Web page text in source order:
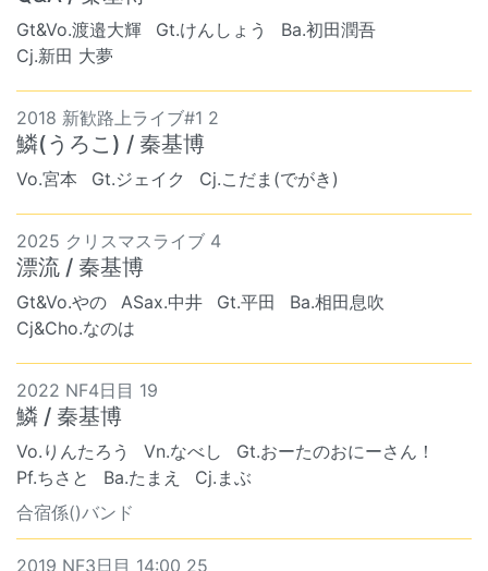
Gt&Vo.渡邉大輝 Gt.けんしょう
Ba.初田潤吾
Cj.新田 大夢
2018 新歓路上ライブ#1 2
鱗(うろこ) / 秦基博
Vo.宮本 Gt.ジェイク Cj.こだま(でがき)
2025 クリスマスライブ 4
漂流 / 秦基博
Gt&Vo.やの ASax.中井 Gt.平田
Ba.相田息吹
Cj&Cho.なのは
2022 NF4日目 19
鱗 / 秦基博
Vo.りんたろう Vn.なべし
Gt.おーたのおにーさん！
Pf.ちさと
Ba.たまえ
Cj.まぶ
合宿係()バンド
2019 NF3日目 14:00 25